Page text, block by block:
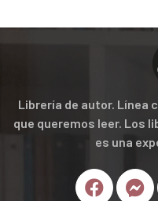
Librería de autor. Línea
que queremos leer. Los
es una